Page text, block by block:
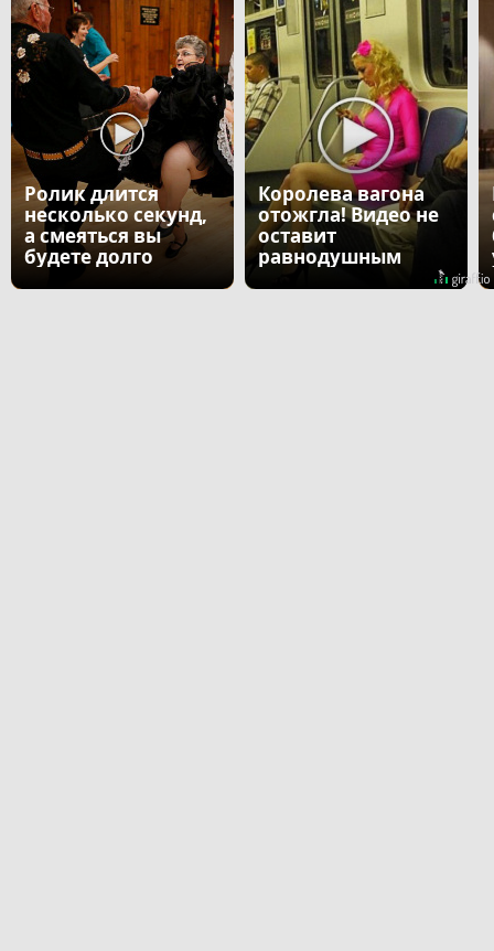
Ролик длится
несколько секунд,
а смеяться вы
будете долго
Королева вагона
отожгла! Видео не
оставит
равнодушным